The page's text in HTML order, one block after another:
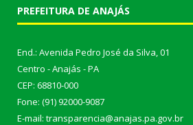
PREFEITURA DE ANAJÁS
End.: Avenida Pedro José da Silva, 01
Centro - Anajás - PA
CEP: 68810-000
Fone: (91) 92000-9087
E-mail: transparencia@anajas.pa.gov.br